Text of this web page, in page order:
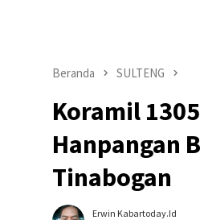
Beranda SULTENG
Koramil
Hanpangan
Tinabogan
Erwin Kabartoday.id